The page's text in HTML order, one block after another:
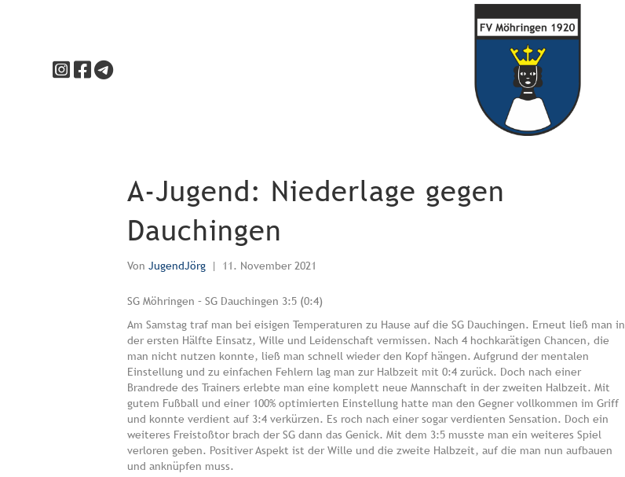
A-Jugend: Niederlage gegen
Dauchingen
Von JugendJörg | 11. November 2021
SG Möhringen – SG Dauchingen 3:5 (0:4)
Am Samstag traf man bei eisigen Temperaturen zu Hause auf die SG Dauchingen. Erneut ließ man in
der ersten Hälfte Einsatz, Wille und Leidenschaft vermissen. Nach 4 hochkarätigen Chancen, die
man nicht nutzen konnte, ließ man schnell wieder den Kopf hängen. Aufgrund der mentalen
Einstellung und zu einfachen Fehlern lag man zur Halbzeit mit 0:4 zurück. Doch nach einer
Brandrede des Trainers erlebte man eine komplett neue Mannschaft in der zweiten Halbzeit. Mit
gutem Fußball und einer 100% optimierten Einstellung hatte man den Gegner vollkommen im Griff
und konnte verdient auf 3:4 verkürzen. Es roch nach einer sogar verdienten Sensation. Doch ein
weiteres Freistoßtor brach der SG dann das Genick. Mit dem 3:5 musste man ein weiteres Spiel
verloren geben. Positiver Aspekt ist der Wille und die zweite Halbzeit, auf die man nun aufbauen
und anknüpfen muss.